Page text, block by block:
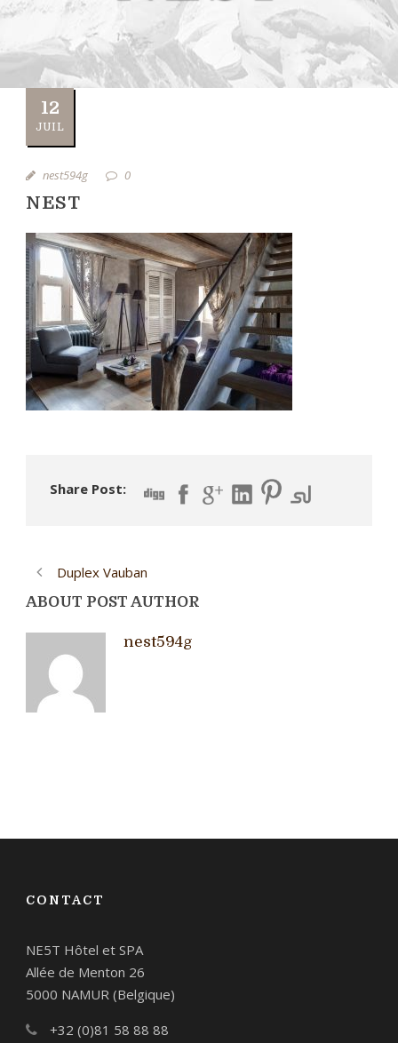
12
JUIL
nest594g 0
NEST
Share Post:
Duplex Vauban
ABOUT POST AUTHOR
nest594g
CONTACT
NE5T Hôtel et SPA
Allée de Menton 26
5000 NAMUR (Belgique)
+32 (0)81 58 88 88